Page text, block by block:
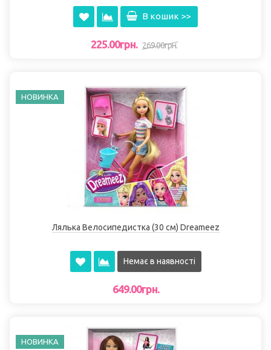
В кошик >>
225.00грн. 269.00грн.
НОВИНКА
Лялька Велосипедистка (30 см) Dreameez
Немає в наявності
649.00грн.
НОВИНКА